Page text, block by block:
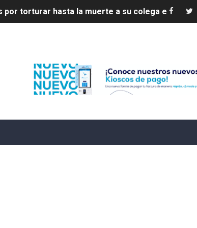
torturar hasta la muerte a su colega en directo
de República Dominicana en las últimas horas